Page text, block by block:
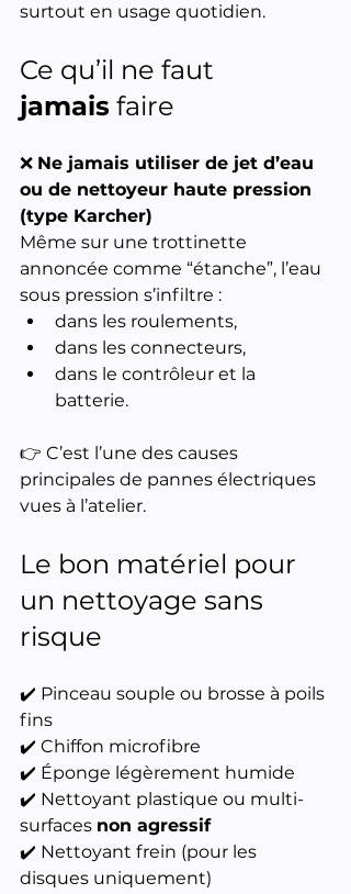
surtout en usage quotidien.
Ce qu’il ne faut
jamais faire
❌ Ne jamais utiliser de jet d’eau
ou de nettoyeur haute pression
(type Karcher)
Même sur une trottinette
annoncée comme “étanche”, l’eau
sous pression s’infiltre :
dans les roulements,
dans les connecteurs,
dans le contrôleur et la
batterie.
👉 C’est l’une des causes
principales de pannes électriques
vues à l’atelier.
Le bon matériel pour
un nettoyage sans
risque
✔️ Pinceau souple ou brosse à poils
fins
✔️ Chiffon microfibre
✔️ Éponge légèrement humide
✔️ Nettoyant plastique ou multi-
surfaces non agressif
✔️ Nettoyant frein (pour les
disques uniquement)